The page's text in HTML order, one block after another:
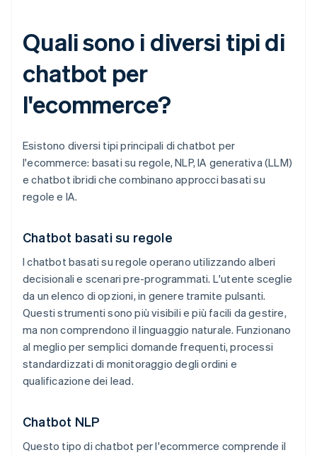
Quali sono i diversi tipi di
chatbot per
l'ecommerce?
Esistono diversi tipi principali di chatbot per
l'ecommerce: basati su regole, NLP, IA generativa (LLM)
e chatbot ibridi che combinano approcci basati su
regole e IA.
Chatbot basati su regole
I chatbot basati su regole operano utilizzando alberi
decisionali e scenari pre-programmati. L'utente sceglie
da un elenco di opzioni, in genere tramite pulsanti.
Questi strumenti sono più visibili e più facili da gestire,
ma non comprendono il linguaggio naturale. Funzionano
al meglio per semplici domande frequenti, processi
standardizzati di monitoraggio degli ordini e
qualificazione dei lead.
Chatbot NLP
Questo tipo di chatbot per l'ecommerce comprende il